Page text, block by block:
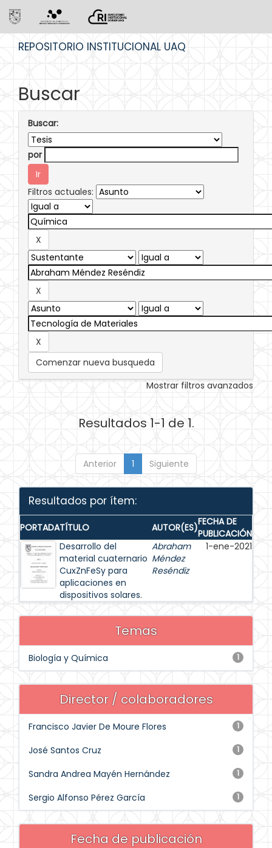
REPOSITORIO INSTITUCIONAL UAQ
Buscar
Buscar:
por
Filtros actuales:
Comenzar nueva busqueda
Mostrar filtros avanzados
Resultados 1-1 de 1.
Anterior 1 Siguiente
Resultados por ítem:
PORTADATÍTULO AUTOR(ES)FECHA DE
PUBLICACIÓN
Desarrollo del
material cuaternario
CuxZnFeSy para
aplicaciones en
dispositivos solares.
Abraham
Méndez
Reséndiz
1-ene-2021
Temas
1
Biología y Química
Director / colaboradores
1
Francisco Javier De Moure Flores
1
José Santos Cruz
1
Sandra Andrea Mayén Hernández
1
Sergio Alfonso Pérez García
Fecha de publicación